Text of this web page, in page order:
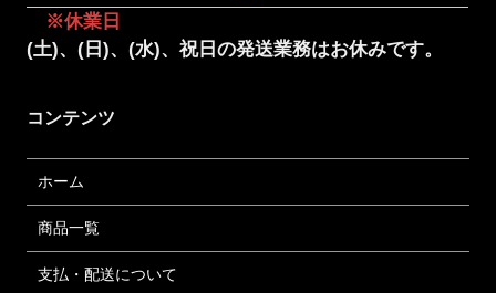
※休業日
(土)、(日)、(水)、祝日の発送業務はお休みです。
コンテンツ
ホーム
商品一覧
支払・配送について